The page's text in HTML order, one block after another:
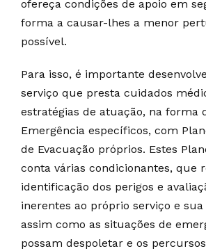
ofereça condições de apoio em
forma a causar-lhes a menor
possível.
Para isso, é importante
serviço que presta cuidados
estratégias de atuação, na forma
Emergência específicos, com
de Evacuação próprios. Estes
conta várias condicionantes, que
identificação dos perigos e
inerentes ao próprio serviço e
assim como as situações de
possam despoletar e os